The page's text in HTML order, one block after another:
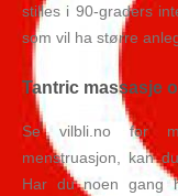
stilles i 90-graders
som vil ha større
Tantric massasje
Se vilbli.no for
menstruasjon, kan
Har du noen gang